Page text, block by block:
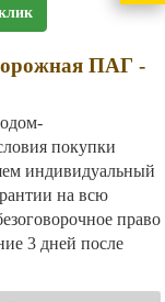
ПАГ -
покупки
индивидуальный
на всю
право
3 дней после